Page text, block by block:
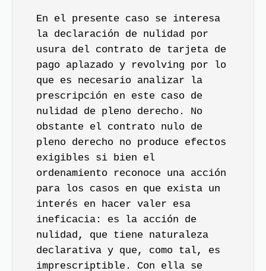
En el presente caso se interesa
la declaración de nulidad por
usura del contrato de tarjeta de
pago aplazado y revolving por lo
que es necesario analizar la
prescripción en este caso de
nulidad de pleno derecho. No
obstante el contrato nulo de
pleno derecho no produce efectos
exigibles si bien el
ordenamiento reconoce una acción
para los casos en que exista un
interés en hacer valer esa
ineficacia: es la acción de
nulidad, que tiene naturaleza
declarativa y que, como tal, es
imprescriptible. Con ella se